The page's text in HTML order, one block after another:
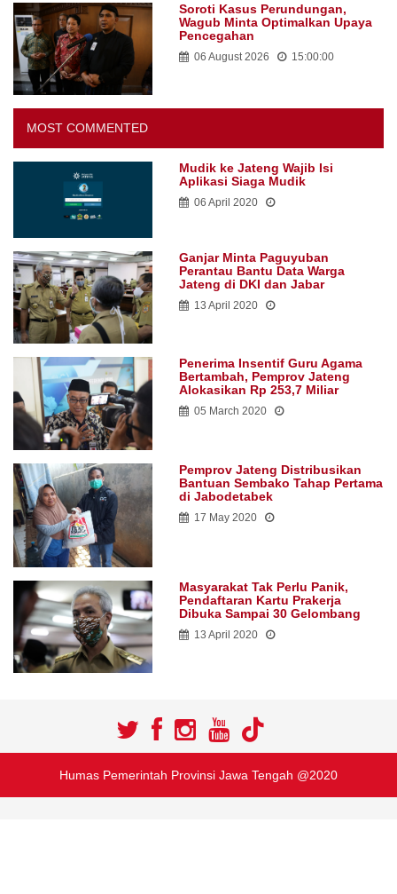
Soroti Kasus Perundungan,
Wagub Minta Optimalkan Upaya
Pencegahan
06 August 2026 15:00:00
MOST COMMENTED
Mudik ke Jateng Wajib Isi
Aplikasi Siaga Mudik
06 April 2020
Ganjar Minta Paguyuban
Perantau Bantu Data Warga
Jateng di DKI dan Jabar
13 April 2020
Penerima Insentif Guru Agama
Bertambah, Pemprov Jateng
Alokasikan Rp 253,7 Miliar
05 March 2020
Pemprov Jateng Distribusikan
Bantuan Sembako Tahap Pertama
di Jabodetabek
17 May 2020
Masyarakat Tak Perlu Panik,
Pendaftaran Kartu Prakerja
Dibuka Sampai 30 Gelombang
13 April 2020
Humas Pemerintah Provinsi Jawa Tengah @2020